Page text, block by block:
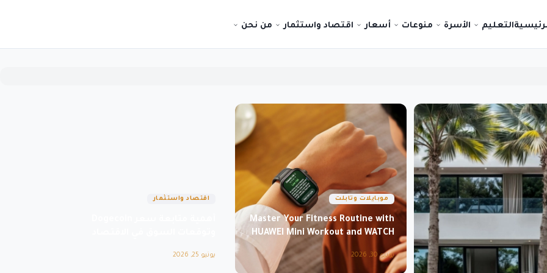
التعليم الأسرة منوعات أسعار اقتصاد واستثمار من نحن
موبايلات وتابلت
Master Your Fitness Routine with
HUAWEI Mini Workout and WATCH
FIT 5 Pro
يونيو 30, 2026
اقتصاد واستثمار
يونيو 25, 2026